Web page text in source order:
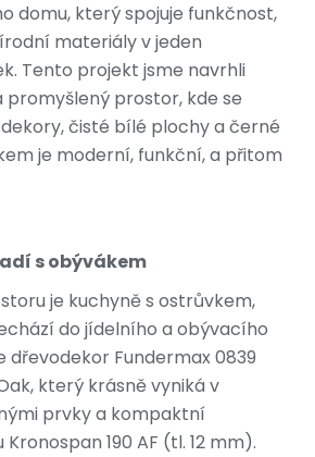
domu, který spojuje funkčnost,
materiály v jeden
Tento projekt jsme navrhli
promyšlený prostor, kde se
čisté bílé plochy a černé
je moderní, funkční, a přitom
s obývákem
je kuchyně s ostrůvkem,
do jídelního a obývacího
dřevodekor Fundermax 0839
který krásně vyniká v
prvky a kompaktní
190 AF (tl. 12 mm).